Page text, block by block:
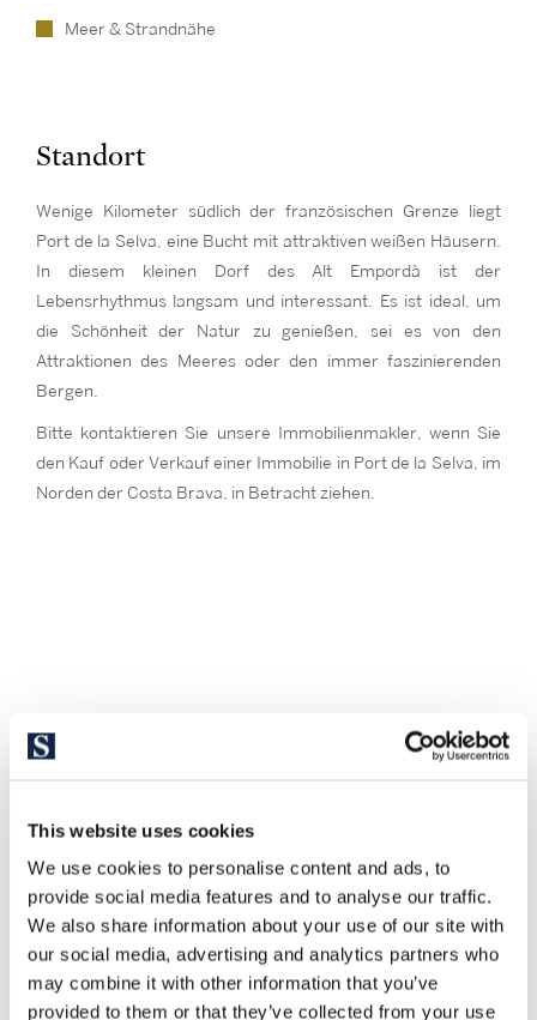
This website uses cookies
We use cookies to personalise content and ads, to
provide social media features and to analyse our traffic.
We also share information about your use of our site with
our social media, advertising and analytics partners who
may combine it with other information that you’ve
provided to them or that they’ve collected from your use
Meer & Strandnähe
Standort
Wenige Kilometer südlich der französischen Grenze liegt
Port de la Selva, eine Bucht mit attraktiven weißen Häusern.
In diesem kleinen Dorf des Alt Empordà ist der
Lebensrhythmus langsam und interessant. Es ist ideal, um
die Schönheit der Natur zu genießen, sei es von den
Attraktionen des Meeres oder den immer faszinierenden
Bergen.
Bitte kontaktieren Sie unsere Immobilienmakler, wenn Sie
den Kauf oder Verkauf einer Immobilie in Port de la Selva, im
Norden der Costa Brava, in Betracht ziehen.